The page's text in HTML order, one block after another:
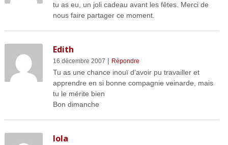
tu as eu, un joli cadeau avant les fêtes. Merci de
nous faire partager ce moment.
Edith
16 décembre 2007 | Répondre
Tu as une chance inouï d’avoir pu travailler et
apprendre en si bonne compagnie veinarde, mais
tu le mérite bien
Bon dimanche
lola